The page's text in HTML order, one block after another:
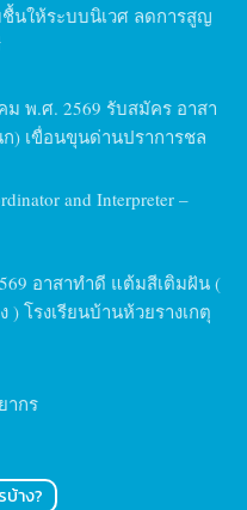
นให้ระบบนิเวศ ลดการสูญ
พ.ศ. 2569 รับสมัคร อาสา
) เขื่อนขุนด่านปราการชล
and Interpreter –
อาสาทำดี แต้มสีเติมฝัน (
โรงเรียนบ้านห้วยรางเกตุ
ากร
บ้าง?